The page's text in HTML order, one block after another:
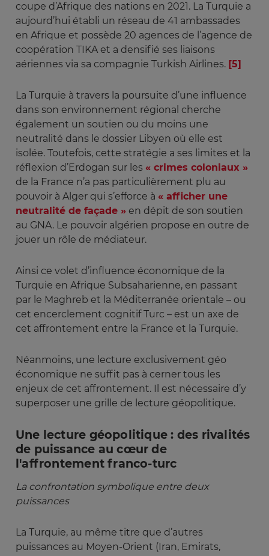
coupe d’Afrique des nations en 2021. La Turquie a
aujourd’hui établi un réseau de 41 ambassades
en Afrique et possède 20 agences de l’agence de
coopération TIKA et a densifié ses liaisons
aériennes via sa compagnie Turkish Airlines. [5]
La Turquie à travers la poursuite d’une influence
dans son environnement régional cherche
également un soutien ou du moins une
neutralité dans le dossier Libyen où elle est
isolée. Toutefois, cette stratégie a ses limites et la
réflexion d’Erdogan sur les « crimes coloniaux »
de la France n’a pas particulièrement plu au
pouvoir à Alger qui s’efforce à « afficher une
neutralité de façade » en dépit de son soutien
au GNA. Le pouvoir algérien propose en outre de
jouer un rôle de médiateur.
Ainsi ce volet d’influence économique de la
Turquie en Afrique Subsaharienne, en passant
par le Maghreb et la Méditerranée orientale – ou
cet encerclement cognitif Turc – est un axe de
cet affrontement entre la France et la Turquie.
Néanmoins, une lecture exclusivement géo
économique ne suffit pas à cerner tous les
enjeux de cet affrontement. Il est nécessaire d’y
superposer une grille de lecture géopolitique.
Une lecture géopolitique : des rivalités
de puissance au cœur de
l'affrontement franco-turc
La confrontation symbolique entre deux
puissances
La Turquie, au même titre que d’autres
puissances au Moyen-Orient (Iran, Emirats,